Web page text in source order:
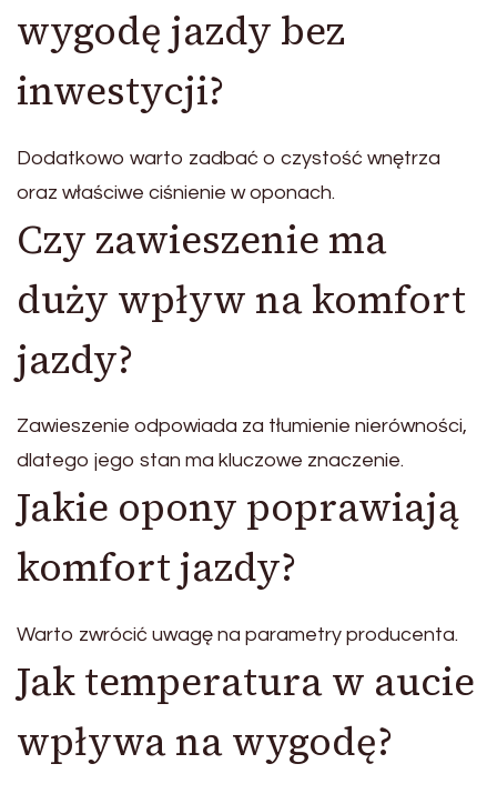
wygodę jazdy bez
inwestycji?
Dodatkowo warto zadbać o czystość wnętrza
oraz właściwe ciśnienie w oponach.
Czy zawieszenie ma
duży wpływ na komfort
jazdy?
Zawieszenie odpowiada za tłumienie nierówności,
dlatego jego stan ma kluczowe znaczenie.
Jakie opony poprawiają
komfort jazdy?
Warto zwrócić uwagę na parametry producenta.
Jak temperatura w aucie
wpływa na wygodę?